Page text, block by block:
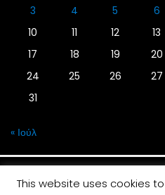
3
4 5 6
10
11 12 13
17
18 19 20
24
25 26 27
31
« Ιούλ
This website uses cookies